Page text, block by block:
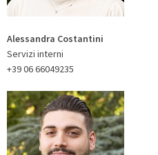
Alessandra Costantini
Servizi interni
+39 06 66049235